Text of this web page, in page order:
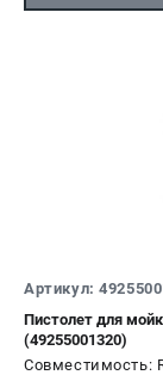
Артикул:
Пистолет для
(49255001320)
Совместимость: